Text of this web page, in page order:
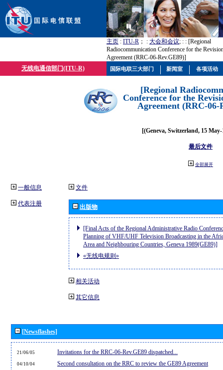
主页 : ITU-R ； : 大会和会议; : : [Regional
Radiocommunication Conference for the
Agreement (RRC-06-Rev.GE89)]
无线电通信部门(ITU-R)
[Regional
Conference for the
Agreement (RRC-06-
[(Geneva, Switzerland, 15
最后文件
全部展开
一般信息
代表注册
文件
出版物
[Final Acts of the Regional Administrative Radio
Planning of VHF/UHF Television Broadcasting in the
Area and Neighbouring Countries, Geneva 1989(GE89)]
«无线电规则»
相关活动
其它信息
[Newsflashes]
21/06/05 Invitations for the RRC-06-Rev.GE89 dispatched...
04/10/04 Second consultation on the RRC to review the GE89 Agreement
国际电联三大部门 新闻室 各项活动